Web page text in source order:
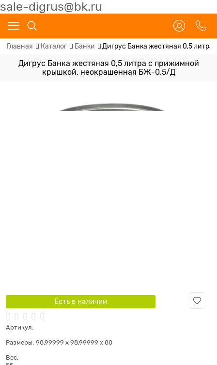
sale-digrus@bk.ru
Главная Каталог Банки Дигрус Банка жестяная 0,5
Дигрус Банка жестяная 0,5 литра с прижимной
крышкой, неокрашенная БЖ-0,5/Д
Есть в наличии
Артикул:
Размеры: 98,99999 x 98,99999 x 80
Вес: